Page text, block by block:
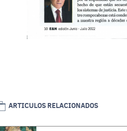
ARTICULOS RELACIONADOS